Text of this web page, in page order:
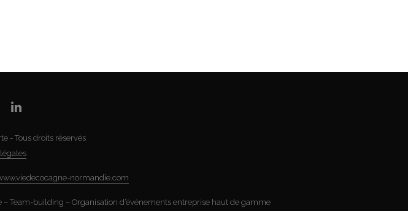
- Tous droits réservés
normandie.com
Team-building – Organisation d’événements entreprise haut de gamme